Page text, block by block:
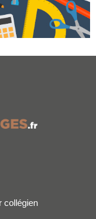
collégien